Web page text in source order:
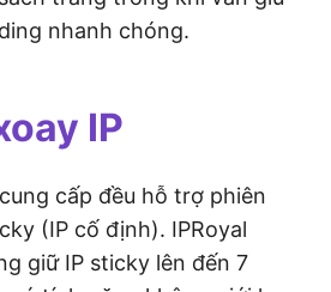
nhanh chóng.
IP
cấp đều hỗ trợ phiên
(IP cố định). IPRoyal
giữ IP sticky lên đến 7